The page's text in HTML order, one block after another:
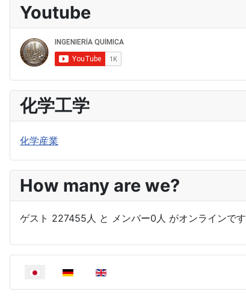
Youtube
化学工学
化学産業
How many are we?
ゲスト 227455人 と メンバー0人 がオンラインです
あなたが使う言語を選んでください